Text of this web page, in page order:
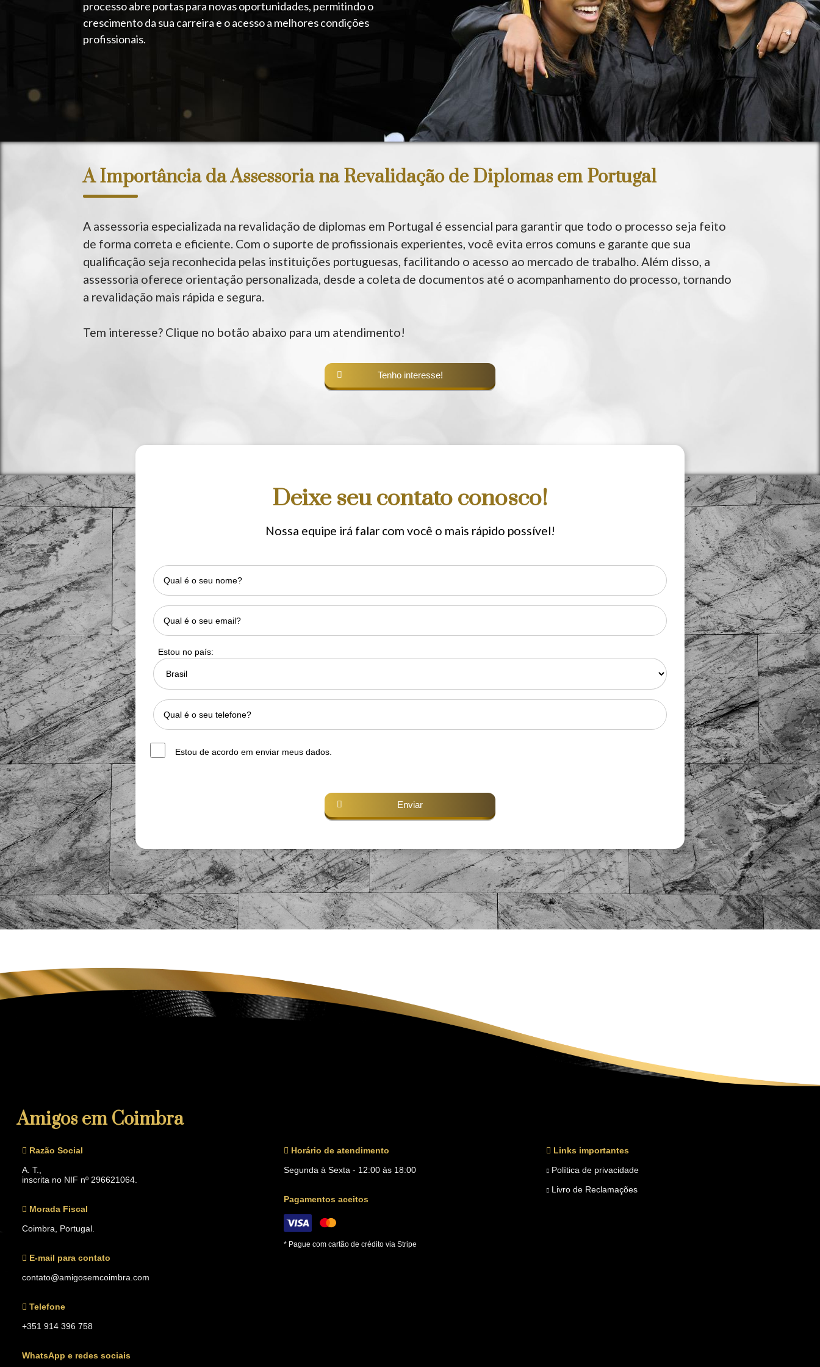
Nossos parceiros
Assessoria Jurídica
Estatuto de Igualdade
Nacionalidade Portuguesa
Nacionalidade Italiana
Passaporte e Documentos
Apoio ao Imigrante
Ajuda com Recibos verdes
Justificar voto em Portugal
Tradução não juramentada
Nossa Empresa
Conheça os Amigos em Coimbra e
nossos serviços!
Quem Somos Nós
Nossos valores
Nossos serviços
Nossa história
Política de privacidade
processo abre portas para novas oportunidades, permitindo o
crescimento da sua carreira e o acesso a melhores condições
profissionais.
A Importância da Assessoria na Revalidação de Diplomas em Portugal
A assessoria especializada na revalidação de diplomas em Portugal é essencial para garantir que todo o processo seja feito
de forma correta e eficiente. Com o suporte de profissionais experientes, você evita erros comuns e garante que sua
qualificação seja reconhecida pelas instituições portuguesas, facilitando o acesso ao mercado de trabalho. Além disso, a
assessoria oferece orientação personalizada, desde a coleta de documentos até o acompanhamento do processo, tornando
a revalidação mais rápida e segura.
Tem interesse? Clique no botão abaixo para um atendimento!
Tenho interesse!
Deixe seu contato conosco!
Nossa equipe irá falar com você o mais rápido possível!
Estou no país:
Estou de acordo em enviar meus dados.
Enviar
Amigos em Coimbra
Razão Social
A. T.,
inscrita no NIF nº 296621064.
Morada Fiscal
Coimbra, Portugal.
E-mail para contato
contato@amigosemcoimbra.com
Telefone
+351 914 396 758
WhatsApp e redes sociais
Horário de atendimento
Segunda à Sexta - 12:00 às 18:00
Pagamentos aceitos
* Pague com cartão de crédito via Stripe
Links importantes
Política de privacidade
Livro de Reclamações